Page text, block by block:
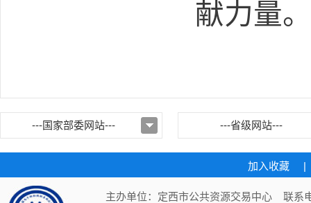
献力量。
---国家部委网站--- ---省级网站---
加入收藏 |
主办单位：定西市公共资源交易中心 联系